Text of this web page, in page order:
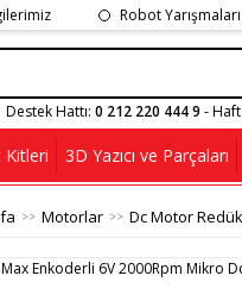
Robot Yarışmaları
Destek Hattı: 0 212 220 444 9 -
Kitleri 3D Yazıcı ve Parçaları
Motorlar Dc Motor